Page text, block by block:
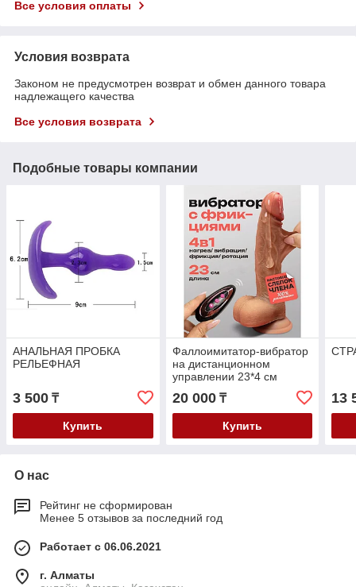
Все условия оплаты
Условия возврата
Законом не предусмотрен возврат и обмен данного товара
надлежащего качества
Все условия возврата
Подобные товары компании
АНАЛЬНАЯ ПРОБКА
РЕЛЬЕФНАЯ
3 500 ₸
Купить
Фаллоимитатор-вибратор
на дистанционном
управлении 23*4 см
20 000₸
Купить
13
О нас
Рейтинг не сформирован
Менее 5 отзывов за последний год
Работает с 06.06.2021
г. Алматы